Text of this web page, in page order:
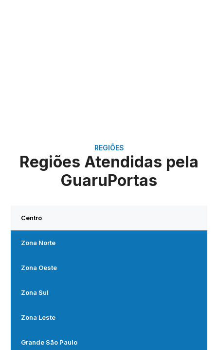
REGIÕES
Regiões Atendidas pela
GuaruPortas
Centro
Zona Norte
Zona Oeste
Zona Sul
Zona Leste
Grande São Paulo